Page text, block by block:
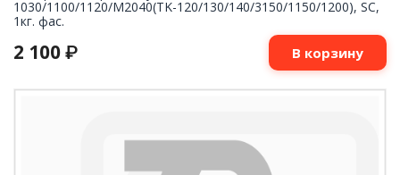
1030/1100/1120/M2040(TK-120/130/140/3150/1150/1200), SC,
1кг. фас.
2 100 ₽ В корзину